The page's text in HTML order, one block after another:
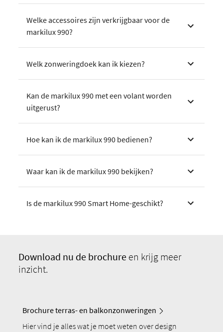
Welke accessoires zijn verkrijgbaar voor de
markilux 990?
Welk zonweringdoek kan ik kiezen?
Kan de markilux 990 met een volant worden
uitgerust?
Hoe kan ik de markilux 990 bedienen?
Waar kan ik de markilux 990 bekijken?
Is de markilux 990 Smart Home-geschikt?
Download nu de brochure en krijg meer
inzicht.
Brochure terras- en balkonzonweringen
Hier vind je alles wat je moet weten over design